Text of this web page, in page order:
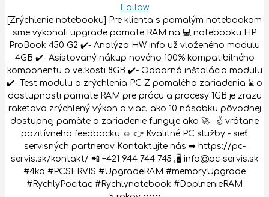
Follow
[Zrýchlenie notebooku] Pre klienta s pomalým notebookom
sme vykonali upgrade pamäte RAM na 💻 notebooku HP
ProBook 450 G2 ✔️- Analýza HW info už vloženého modulu
4GB ✔️- Asistovaný nákup nového 100% kompatibilného
komponentu o veľkosti 8GB ✔️- Odborná inštalácia modulu
✔️- Test modulu a zrýchlenia PC Z pomalého zariadenia ⌛ o
dostupnosti pamäte RAM pre prácu a procesy 1GB je zrazu
raketovo zrýchlený výkon o viac, ako 10 násobku pôvodnej
dostupnej pamäte a zariadenie funguje ako 🚀 . ✌️ vrátane
pozitívneho feedbacku ☺️ 👉 Kvalitné PC služby - sieť
servisných partnerov Kontaktujte nás ➡ https://pc-
servis.sk/kontakt/ 📲 +421 944 744 745 ,🖥 info@pc-servis.sk
#4ka #PCSERVIS #UpgradeRAM #memoryUpgrade
#RychlyPocitac #Rychlynotebook #DoplnenieRAM